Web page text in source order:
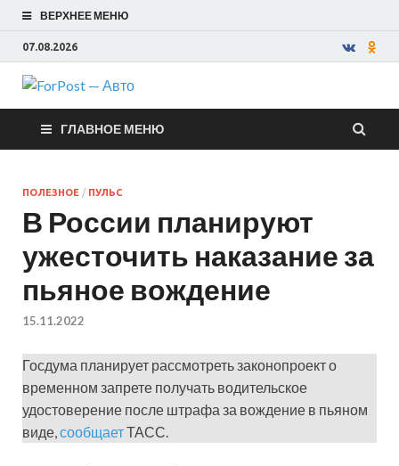
ВЕРХНЕЕ МЕНЮ
07.08.2026
ForPost —
Авто
ГЛАВНОЕ МЕНЮ
ПОЛЕЗНОЕ / ПУЛЬС
В России планируют
ужесточить наказание за
пьяное вождение
15.11.2022
Госдума планирует рассмотреть законопроект о
временном запрете получать водительское
удостоверение после штрафа за вождение в пьяном
виде,сообщаетТАСС.